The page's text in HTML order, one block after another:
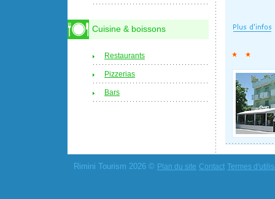
Cuisine & boissons
Restaurants
Pizzerias
Bars
Rimini Tourism 2026 © Plan du site Contact Termes